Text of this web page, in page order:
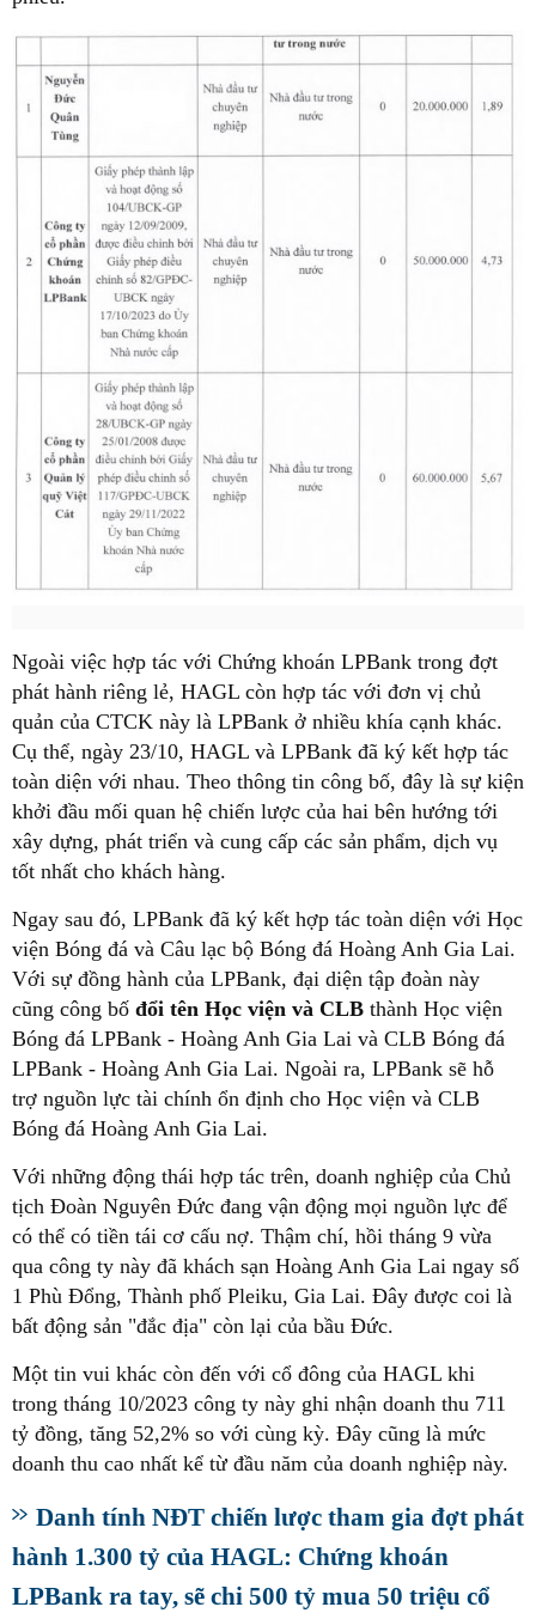
Ngoài việc hợp tác với Chứng khoán LPBank trong đợt
phát hành riêng lẻ, HAGL còn hợp tác với đơn vị chủ
quản của CTCK này là LPBank ở nhiều khía cạnh khác.
Cụ thể, ngày 23/10, HAGL và LPBank đã ký kết hợp tác
toàn diện với nhau. Theo thông tin công bố, đây là sự kiện
khởi đầu mối quan hệ chiến lược của hai bên hướng tới
xây dựng, phát triển và cung cấp các sản phẩm, dịch vụ
tốt nhất cho khách hàng.
Ngay sau đó, LPBank đã ký kết hợp tác toàn diện với Học
viện Bóng đá và Câu lạc bộ Bóng đá Hoàng Anh Gia Lai.
Với sự đồng hành của LPBank, đại diện tập đoàn này
cũng công bố đổi tên Học viện và CLB thành Học viện
Bóng đá LPBank - Hoàng Anh Gia Lai và CLB Bóng đá
LPBank - Hoàng Anh Gia Lai. Ngoài ra, LPBank sẽ hỗ
trợ nguồn lực tài chính ổn định cho Học viện và CLB
Bóng đá Hoàng Anh Gia Lai.
Với những động thái hợp tác trên, doanh nghiệp của Chủ
tịch Đoàn Nguyên Đức đang vận động mọi nguồn lực để
có thể có tiền tái cơ cấu nợ. Thậm chí, hồi tháng 9 vừa
qua công ty này đã khách sạn Hoàng Anh Gia Lai ngay số
1 Phù Đổng, Thành phố Pleiku, Gia Lai. Đây được coi là
bất động sản "đắc địa" còn lại của bầu Đức.
Một tin vui khác còn đến với cổ đông của HAGL khi
trong tháng 10/2023 công ty này ghi nhận doanh thu 711
tỷ đồng, tăng 52,2% so với cùng kỳ. Đây cũng là mức
doanh thu cao nhất kể từ đầu năm của doanh nghiệp này.
Danh tính NĐT chiến lược tham gia đợt phát
hành 1.300 tỷ của HAGL: Chứng khoán
LPBank ra tay, sẽ chi 500 tỷ mua 50 triệu cổ